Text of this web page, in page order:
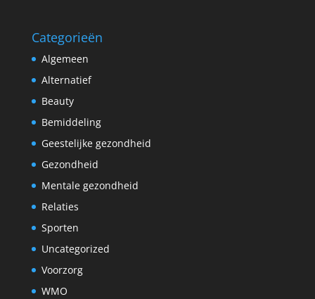
Categorieën
Algemeen
Alternatief
Beauty
Bemiddeling
Geestelijke gezondheid
Gezondheid
Mentale gezondheid
Relaties
Sporten
Uncategorized
Voorzorg
WMO